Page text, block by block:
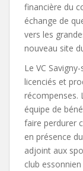
financière du
échange de
vers les
nouveau site
Le VC
licenciés et
récompenses.
équipe de
faire perdurer
en présence
adjoint aux
club